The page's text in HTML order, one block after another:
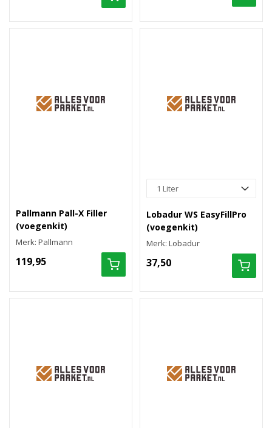
Pallmann Pall-X Filler
(voegenkit)
Merk: Pallmann
119,95
Lobadur WS EasyFillPro
(voegenkit)
Merk: Lobadur
37,50